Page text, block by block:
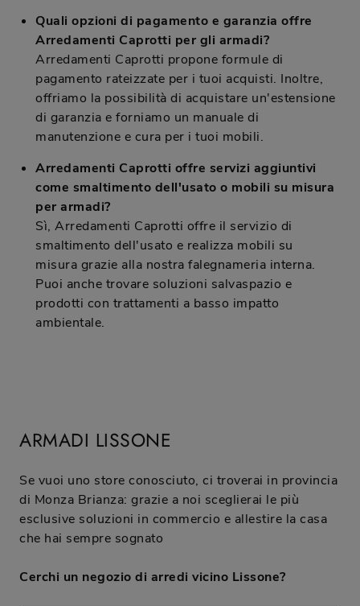
Quali opzioni di pagamento e garanzia offre
Arredamenti Caprotti per gli armadi?
Arredamenti Caprotti propone formule di
pagamento rateizzate per i tuoi acquisti. Inoltre,
offriamo la possibilità di acquistare un'estensione
di garanzia e forniamo un manuale di
manutenzione e cura per i tuoi mobili.
Arredamenti Caprotti offre servizi aggiuntivi
come smaltimento dell'usato o mobili su misura
per armadi?
Sì, Arredamenti Caprotti offre il servizio di
smaltimento dell'usato e realizza mobili su
misura grazie alla nostra falegnameria interna.
Puoi anche trovare soluzioni salvaspazio e
prodotti con trattamenti a basso impatto
ambientale.
ARMADI LISSONE
Se vuoi uno store conosciuto, ci troverai in provincia
di Monza Brianza: grazie a noi sceglierai le più
esclusive soluzioni in commercio e allestire la casa
che hai sempre sognato
Cerchi un negozio di arredi vicino Lissone?